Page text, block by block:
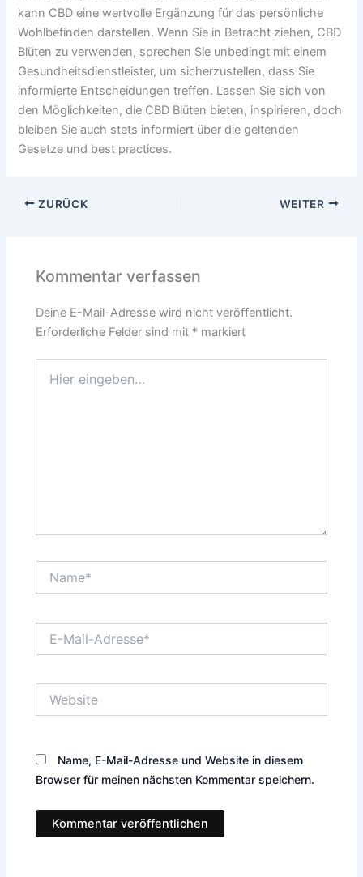
kann CBD eine wertvolle Ergänzung für das persönliche
Wohlbefinden darstellen. Wenn Sie in Betracht ziehen, CBD
Blüten zu verwenden, sprechen Sie unbedingt mit einem
Gesundheitsdienstleister, um sicherzustellen, dass Sie
informierte Entscheidungen treffen. Lassen Sie sich von
den Möglichkeiten, die CBD Blüten bieten, inspirieren, doch
bleiben Sie auch stets informiert über die geltenden
Gesetze und best practices.
ZURÜCK WEITER
Kommentar verfassen
Deine E-Mail-Adresse wird nicht veröffentlicht.
Erforderliche Felder sind mit * markiert
eingeben…
Mail-
Name, E-Mail-Adresse und Website in diesem
Browser für meinen nächsten Kommentar speichern.